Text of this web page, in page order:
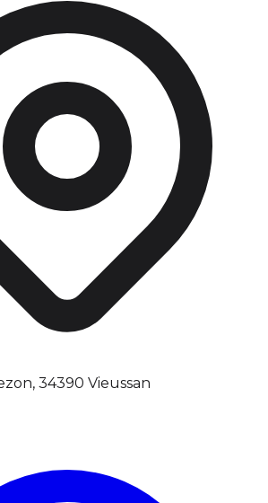
34390 Vieussan